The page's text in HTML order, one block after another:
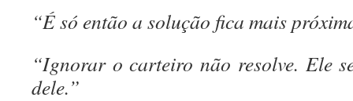
“É só então a solução fica mais
“Ignorar o carteiro não resolve. Ele
dele.”